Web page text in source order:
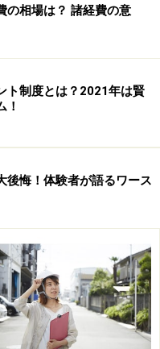
料を購入するようにし
下地処理をして、その
します。材料費は1m2
。「ヌリカラット」そ
凸感を出すための「わ
げを工夫することで、
はINAXのホームページ
に相談してみると良い
2程度を想定）
装のDIYについてご紹
の相場は？ 諸経費の意
ト制度とは？2021年は賢
！
後悔！体験者が語るワース